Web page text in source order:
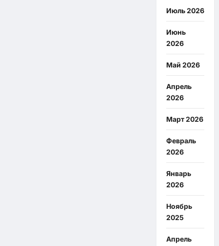
Июль 2026
Июнь
2026
Май 2026
Апрель
2026
Март 2026
Февраль
2026
Январь
2026
Ноябрь
2025
Апрель